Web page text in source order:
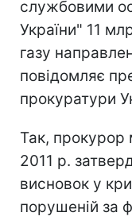
службовими
України" 11
газу
повідомляє
прокуратури
Так, прокурор
2011 р.
висновок у
порушеній за